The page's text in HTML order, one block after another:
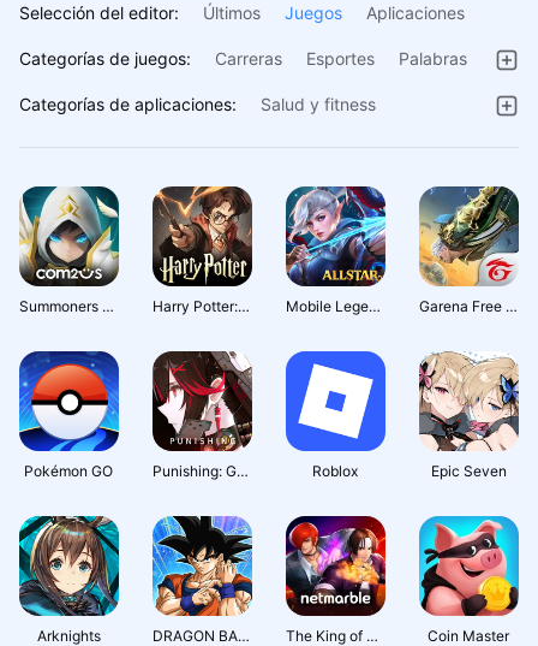
Selección del editor: Últimos Juegos Aplicaciones
Categorías de juegos: Carreras Esportes
Palabras
Acción
Juegos
Juegos
Estrategia
Aventura
Cartas
Educativos
Categorías de aplicaciones:
Salud y fitness
Libros y obras de consulta
Música y audio
Personalización
Compras
Comer y beber
Herramientas
Tiempo
Belleza
Crianza de los hijos
Educación
Productividad
Deportes
Casa y hogar
vídeo
Automación
Empresa
Fotografía
Summoners War Harry Potter: La Magia Emerge Mobile Legends: Bang Bang Garena Free Fire: Héroes
Pokémon GO Punishing: Gray Raven Roblox Epic Seven
Arknights DRAGON BALL Z DOKKAN BATTLE The King of Fighters ALLSTAR Coin Master